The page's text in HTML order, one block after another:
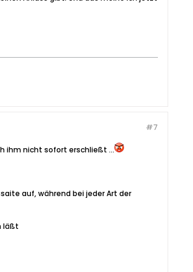
#7
ihm nicht sofort erschließt ...
auf, während bei jeder Art der
läßt